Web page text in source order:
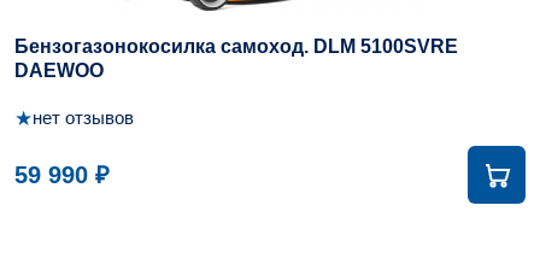
Бензогазонокосилка самоход. DLM 5100SVRE
DAEWOO
★нет отзывов
59 990 ₽